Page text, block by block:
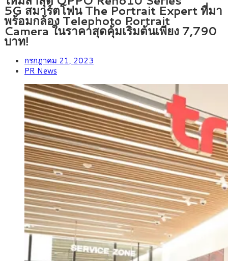
5G สมาร์ตโฟน The Portrait Expert ที่มา
พร้อมกล้อง Telephoto Portrait
Camera ในราคาสุดคุ้มเริ่มต้นเพียง 7,790
บาท!
กรกฎาคม 21, 2023
PR News